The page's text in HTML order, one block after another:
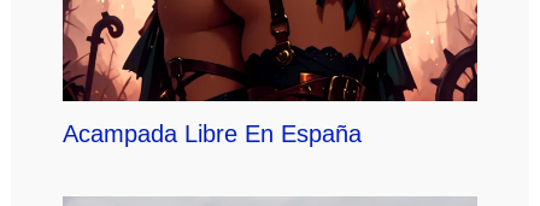
Acampada Libre En España